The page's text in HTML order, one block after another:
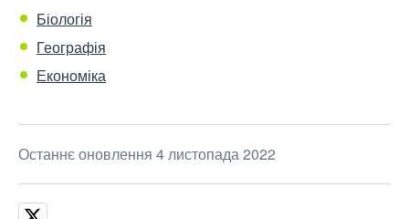
Біологія
Географія
Економіка
Останнє оновлення 4 листопада 2022